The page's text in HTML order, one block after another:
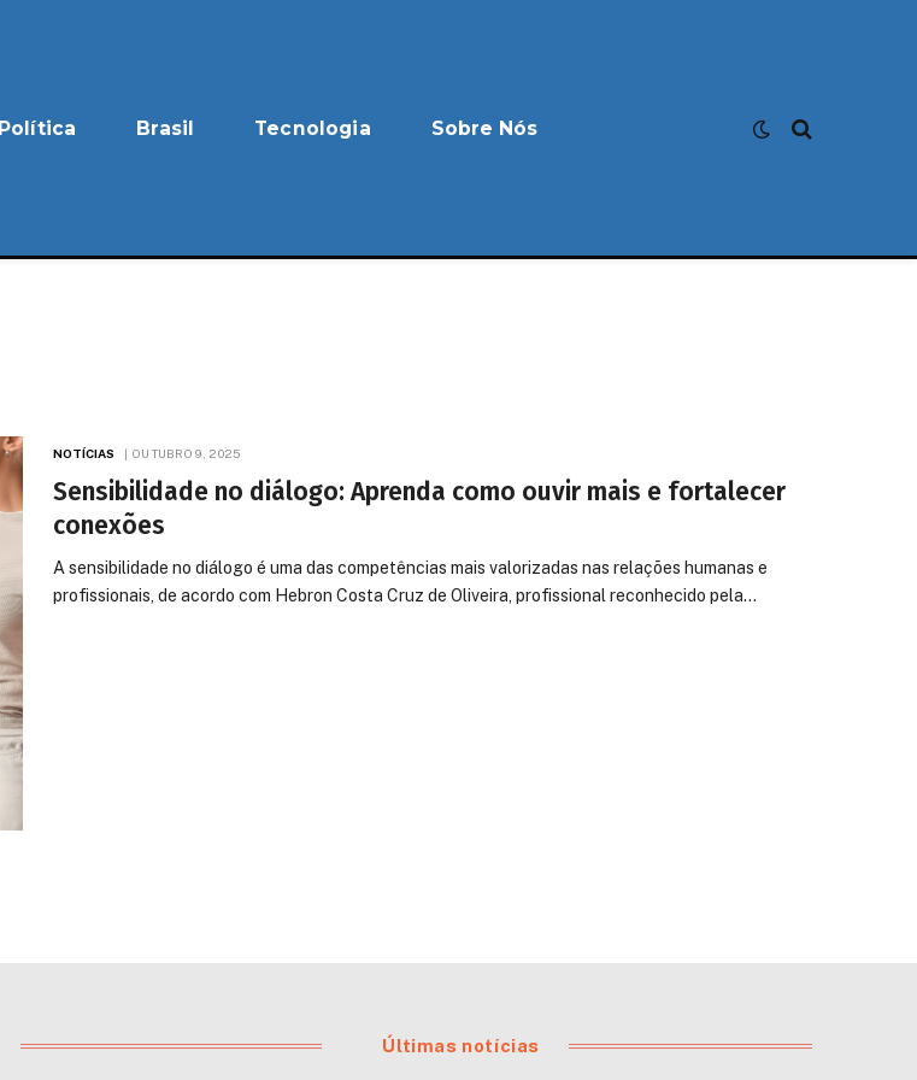
Política Brasil Tecnologia Sobre Nós
NOTÍCIAS OUTUBRO 9, 2025
Sensibilidade no diálogo: Aprenda como ouvir mais e fortalecer
conexões
A sensibilidade no diálogo é uma das competências mais valorizadas nas relações humanas e
profissionais, de acordo com Hebron Costa Cruz de Oliveira, profissional reconhecido pela…
Últimas notícias